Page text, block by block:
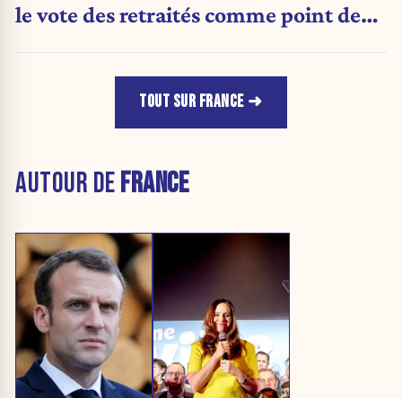
le vote des retraités comme point de
TOUT SUR FRANCE
AUTOUR DEFRANCE